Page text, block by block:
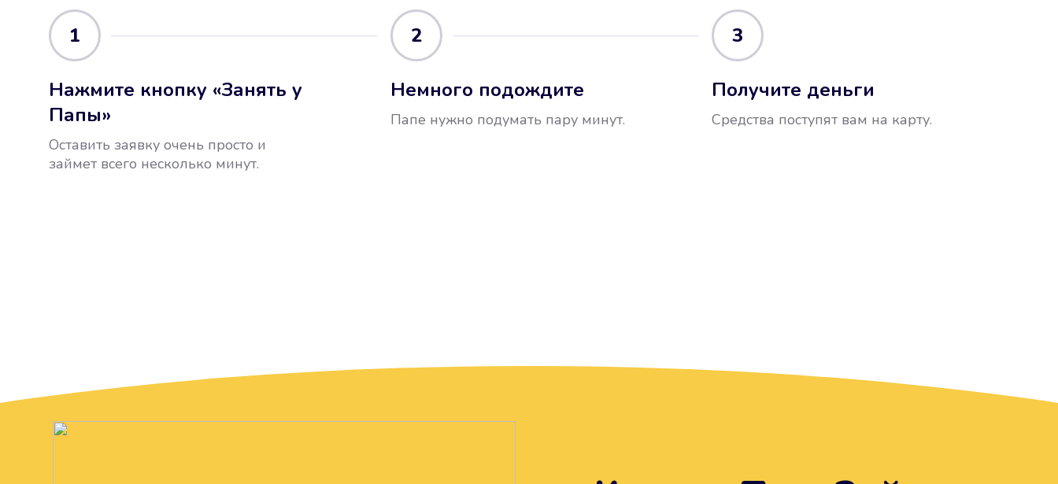
1
Нажмите кнопку «Занять у
Папы»
Оставить заявку очень просто и
займет всего несколько минут.
2
Немного подождите
Папе нужно подумать пару минут.
3
Получите деньги
Средства поступят вам на карту.